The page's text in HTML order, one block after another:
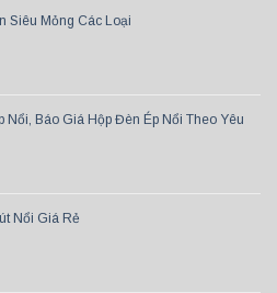
Siêu Mỏng Các Loại
Nổi, Báo Giá Hộp Đèn Ép Nổi Theo Yêu
Nổi Giá Rẻ